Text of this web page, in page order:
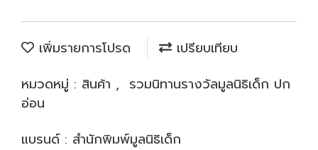
เพิ่มรายการโปรด
เปรียบเทียบ
หมวดหมู่ : สินค้า , รวมนิทานรางวัลมูลนิธิเด็ก ปก
อ่อน
แบรนด์ : สำนักพิมพ์มูลนิธิเด็ก